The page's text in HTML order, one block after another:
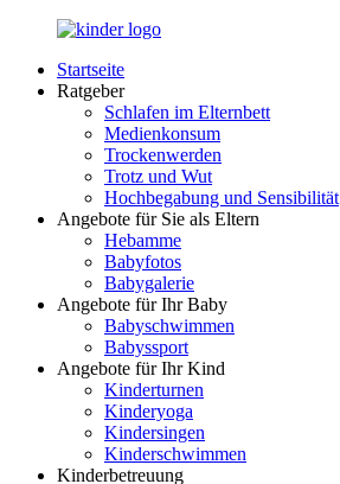
Zurück
Inhalt
LuckyKids.de
Das
Nachwuchs
Startseite
Ratgeber
Schlafen im Elternbett
Medienkonsum
Trockenwerden
Trotz und Wut
Hochbegabung und Sensibilität
Angebote für Sie als Eltern
Hebamme
Babyfotos
Babygalerie
Angebote für Ihr Baby
Babyschwimmen
Babyssport
Angebote für Ihr Kind
Kinderturnen
Kinderyoga
Kindersingen
Kinderschwimmen
Kinderbetreuung